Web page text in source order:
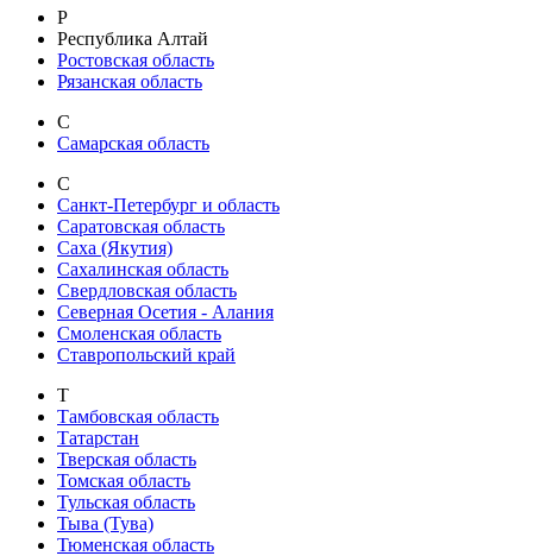
Р
Республика Алтай
Ростовская область
Рязанская область
С
Самарская область
С
Санкт-Петербург и область
Саратовская область
Саха (Якутия)
Сахалинская область
Свердловская область
Северная Осетия - Алания
Смоленская область
Ставропольский край
Т
Тамбовская область
Татарстан
Тверская область
Томская область
Тульская область
Тыва (Тува)
Тюменская область